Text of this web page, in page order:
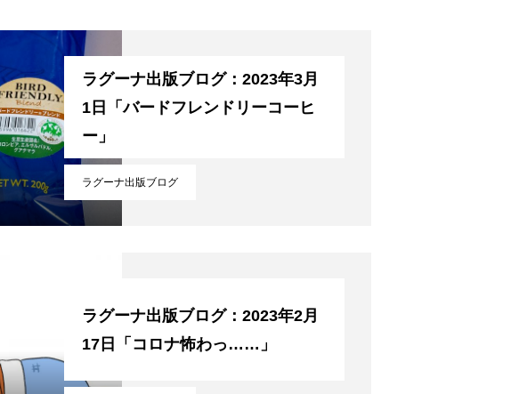
ラグーナ出版ブログ
ラグーナ出版ブログ：2023年3月
1日「バードフレンドリーコーヒ
ー」
ラグーナ出版ブログ：2023年2月
17日「コロナ怖わっ……」